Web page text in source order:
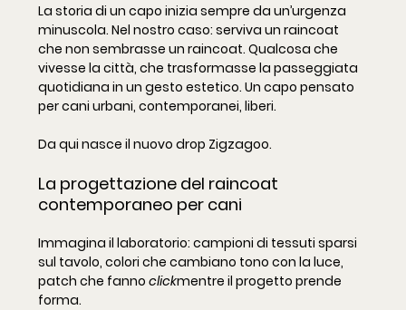
La storia di un capo inizia sempre da un’urgenza
minuscola. Nel nostro caso: serviva un raincoat
che non sembrasse un raincoat. Qualcosa che
vivesse la città, che trasformasse la passeggiata
quotidiana in un gesto estetico. Un capo pensato
per cani urbani, contemporanei, liberi.
Da qui nasce il nuovo drop Zigzagoo.
La progettazione del raincoat
contemporaneo per cani
Immagina il laboratorio: campioni di tessuti sparsi
sul tavolo, colori che cambiano tono con la luce,
patch che fanno clickmentre il progetto prende
forma.